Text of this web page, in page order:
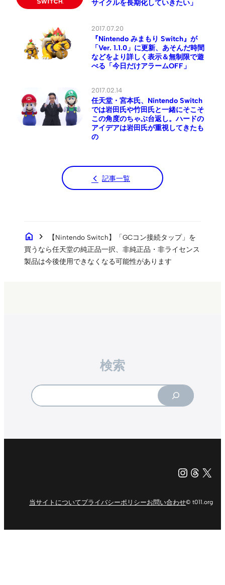
サイクルを長期化していきたい」
2017.07.20
『Nintendo みまもり Switch』が
「Ver. 1.1.0」に更新、あそんだ時間
などをより詳しく表示＆無制限で遊
べる「今日だけアラームOFF」
2017.02.14
任天堂・宮本氏、Nintendo Switch
では岩田氏や竹田氏と一緒にそこそ
この角度のちゃぶ台返し。ハードの
アイデアは岩田氏が重視してきたも
の
記事一覧
home chevron_right
【Nintendo Switch】「GCコン接続タップ」を
買うなら任天堂の純正品一択、非純正品・非ライセンス
製品は今後使用できなくなる可能性があります
検索
X（旧
当サイトについてプライバシーポリシーお問い合わせ© t011.org